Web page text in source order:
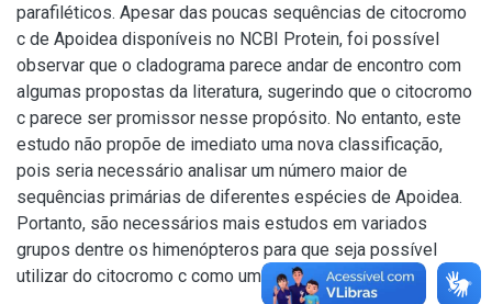
parafiléticos. Apesar das poucas sequências de citocromo
c de Apoidea disponíveis no NCBI Protein, foi possível
observar que o cladograma parece andar de encontro com
algumas propostas da literatura, sugerindo que o citocromo
c parece ser promissor nesse propósito. No entanto, este
estudo não propõe de imediato uma nova classificação,
pois seria necessário analisar um número maior de
sequências primárias de diferentes espécies de Apoidea.
Portanto, são necessários mais estudos em variados
grupos dentre os himenópteros para que seja possível
utilizar do citocromo c como um possível marcador